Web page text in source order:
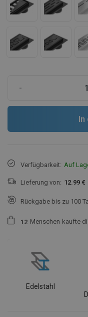
-
In
Verfügbarkeit: Auf
Lieferung von: 12.99 €
Rückgabe bis zu 100
1 2 Menschen kaufte
Edelstahl